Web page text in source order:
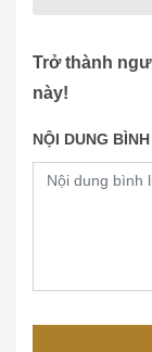
Trở thành
này!
NỘI DUNG